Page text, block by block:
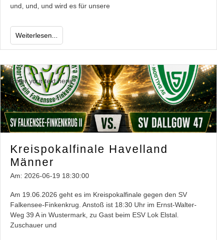
und, und, und wird es für unsere
Weiterlesen...
Enter your text here...
Kreispokalfinale Havelland
Männer
Am: 2026-06-19 18:30:00
Am 19.06.2026 geht es im Kreispokalfinale gegen den SV
Falkensee-Finkenkrug. Anstoß ist 18:30 Uhr im Ernst-Walter-
Weg 39 A in Wustermark, zu Gast beim ESV Lok Elstal.
Zuschauer und